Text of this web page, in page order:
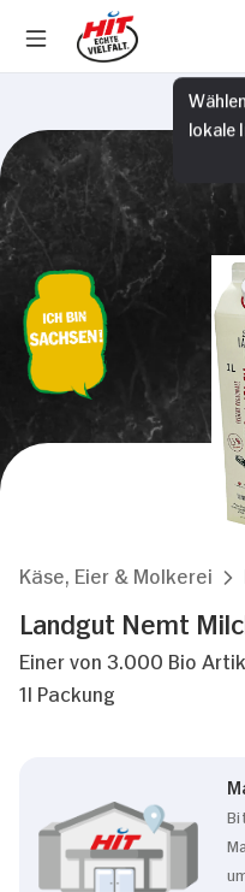
lokale
Käse, Eier & Molkerei
Landgut Nemt
Einer von 3.000 Bio
1l Packung